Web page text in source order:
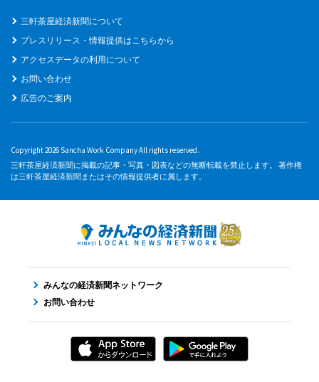
三軒茶屋経済新聞について
プレスリリース・情報提供はこちらから
アクセスデータの利用について
お問い合わせ
広告のご案内
Copyright 2026 Sancha Work Company All rights reserved.
三軒茶屋経済新聞に掲載の記事・写真・図表などの無断転載を禁止します。 著作権
は三軒茶屋経済新聞またはその情報提供者に属します。
みんなの経済新聞ネットワーク
お問い合わせ